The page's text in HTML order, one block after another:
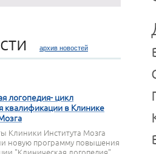
архив новостей
логопедия- цикл
квалификации в Клинике
Клиники Института Мозга
новую программу повышения